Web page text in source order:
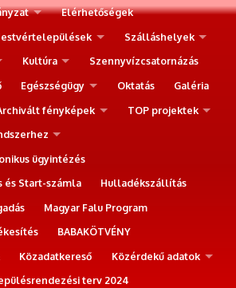
Elérhetőségek
Szálláshelyek
Kultúra
Szennyvízcsatornázás
Egészségügy Oktatás
Galéria
fényképek
TOP projektek
ügyintézés
és Start-számla
Hulladékszállítás
Magyar Falu Program
BABAKÖTVÉNY
Közadatkereső
Közérdekű adatok
terv 2024